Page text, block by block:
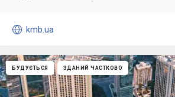
 kmb.ua
БУДУЄТЬСЯ ЗДАНИЙ ЧАСТКОВО